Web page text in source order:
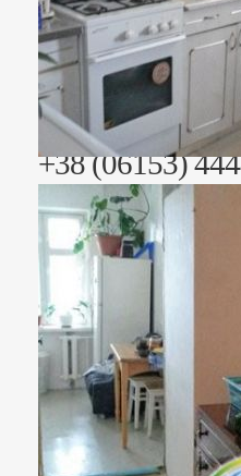
Стоимость:
Риэлтор:
Раб. тел. (095)
+38 (06153)